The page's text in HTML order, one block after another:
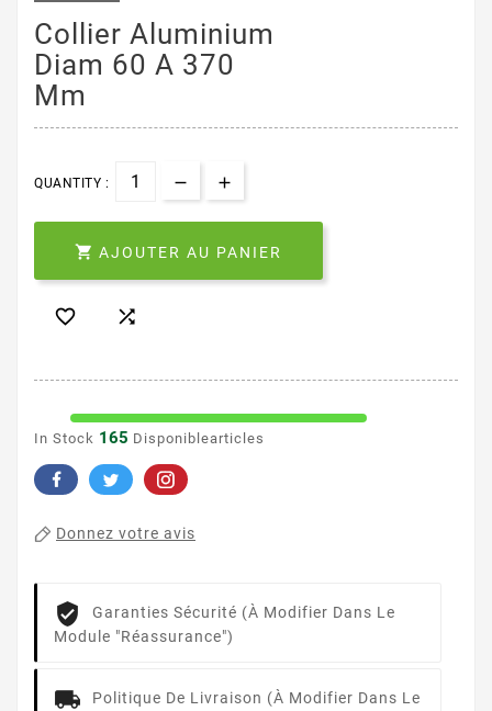
Collier Aluminium
Diam 60 A 370
Mm
QUANTITY :
 AJOUTER AU PANIER
 
In Stock 165 Disponiblearticles
Donnez votre avis
Garanties Sécurité (à Modifier Dans Le
Module "Réassurance")
Politique De Livraison (à Modifier Dans Le